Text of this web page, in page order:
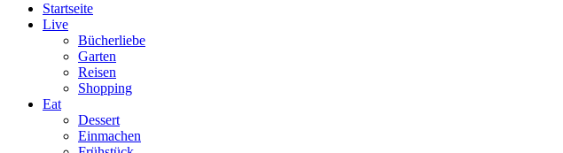
Startseite
Live
Bücherliebe
Garten
Reisen
Shopping
Eat
Dessert
Einmachen